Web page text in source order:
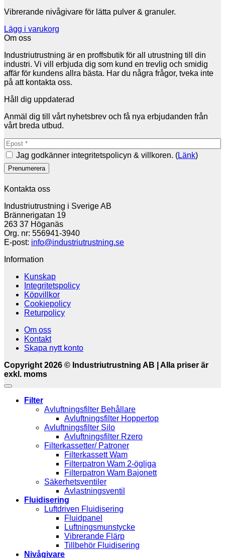
Vibrerande nivågivare för lätta pulver & granuler.
Lägg i varukorg
Om oss
Industriutrustning är en proffsbutik för all utrustning till din
industri. Vi vill erbjuda dig som kund en trevlig och smidig
affär för kundens allra bästa. Har du några frågor, tveka inte
på att kontakta oss.
Håll dig uppdaterad
Anmäl dig till vårt nyhetsbrev och få nya erbjudanden från
vårt breda utbud.
Jag godkänner integritetspolicyn & villkoren. (Länk)
Kontakta oss
Industriutrustning i Sverige AB
Brännerigatan 19
263 37 Höganäs
Org. nr: 556941-3940
E-post: info@industriutrustning.se
Information
Kunskap
Integritetspolicy
Köpvillkor
Cookiepolicy
Returpolicy
Om oss
Kontakt
Skapa nytt konto
Copyright 2026 © Industriutrustning AB | Alla priser är
exkl. moms
Filter
Avluftningsfilter Behållare
Avluftningsfilter Hoppertop
Avluftningsfilter Silo
Avluftningsfilter Rzero
Filterkassetter/ Patroner
Filterkassett Wam
Filterpatron Wam 2-ögliga
Filterpatron Wam Bajonett
Säkerhetsventiler
Avlastningsventil
Fluidisering
Luftdriven Fluidisering
Fluidpanel
Luftningsmunstycke
Vibrerande Flärp
Tillbehör Fluidisering
Nivågivare